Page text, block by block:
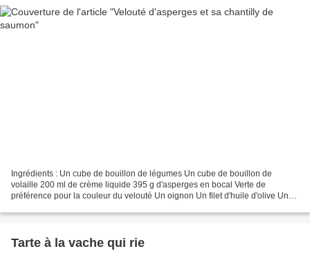
Ingrédients : Un cube de bouillon de légumes Un cube de bouillon de
volaille 200 ml de crème liquide 395 g d'asperges en bocal Verte de
préférence pour la couleur du velouté Un oignon Un filet d'huile d'olive Une
Tarte à la vache qui rie